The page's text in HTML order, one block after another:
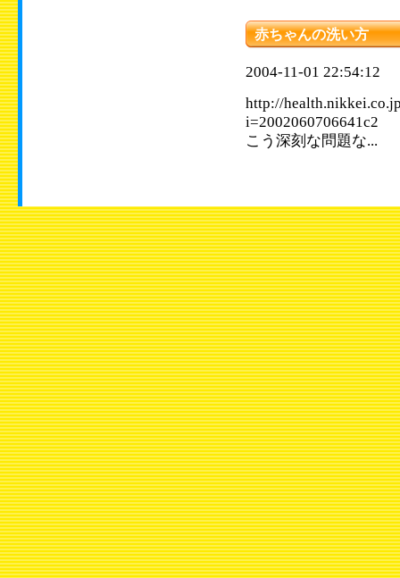
赤ちゃんの洗い方
2004-11-01 22:54:12
http://
i=2002060706641c2
こう深刻な問題な...